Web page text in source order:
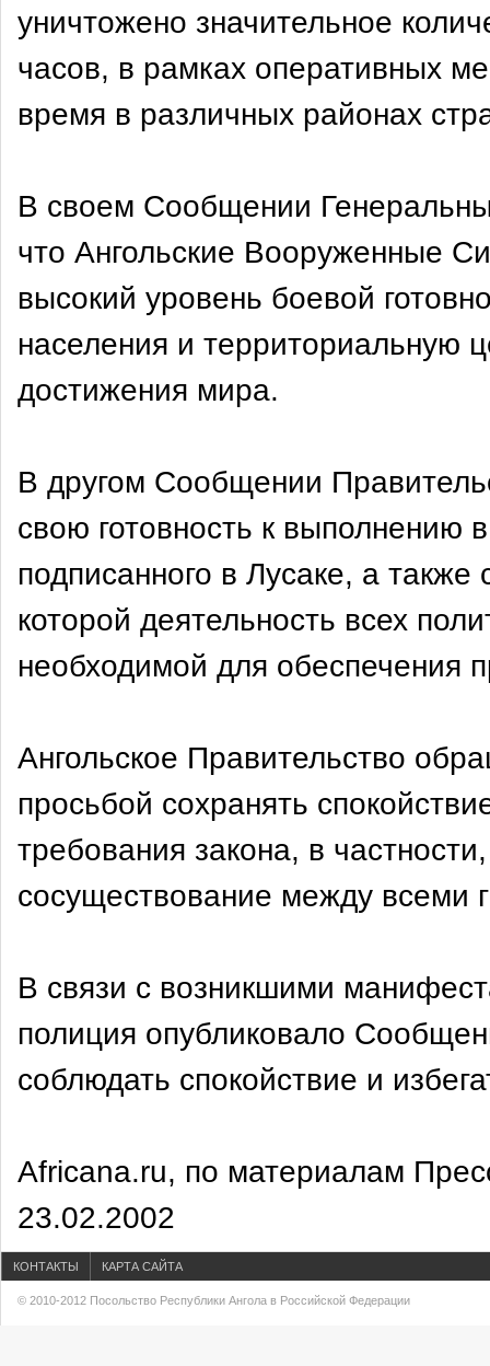
уничтожено значительное
часов, в рамках оперативных
время в различных районах
В своем Сообщении
что Ангольские Вооруженные
высокий уровень боевой
населения и территориальную
достижения мира.
В другом Сообщении
свою готовность к
подписанного в Лусаке, а
которой деятельность всех
необходимой для обеспечения
Ангольское Правительство
просьбой сохранять
требования закона, в
сосуществование между всеми
В связи с возникшими
полиция опубликовало
соблюдать спокойствие и
Africana.ru, по материалам
23.02.2002
КОНТАКТЫ КАРТА САЙТА
© 2010-2012 Посольство Республики Ангола в Российской Федерации